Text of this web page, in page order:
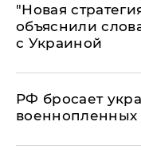
"Новая
объяснили
с Украиной
РФ бросает
военнопленных